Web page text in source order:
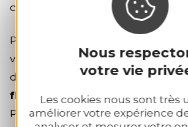
Nous
votre vie
Les cookies nous sont très
améliorer votre expérience
chemin de halage.
Pendant près d'un siècle,
vallée de Guerlédan s'est
de
l'exploitation de l'ardoiseet
fluvial , jusqu'en 1921, lorsque le
Pontivy a décidé la construction